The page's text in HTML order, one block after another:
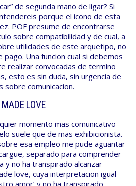
de segunda mano de ligar? Si
porque el icono de esta
POF presume de encontrarse
sobre compatibilidad y de cual, a
utilidades de este arquetipo, no
Una funcion cual si debemos
realizar convocadas de termino
esto es sin duda, sin urgencia de
comunicacion.
LOVE
momento mas comunicativo
suele que de mas exhibicionista.
esa empleo me pude aguantar
separado para comprender
y no ha transpirado alcanzar
love, cuya interpretacion igual
amor’ y no ha transpirado